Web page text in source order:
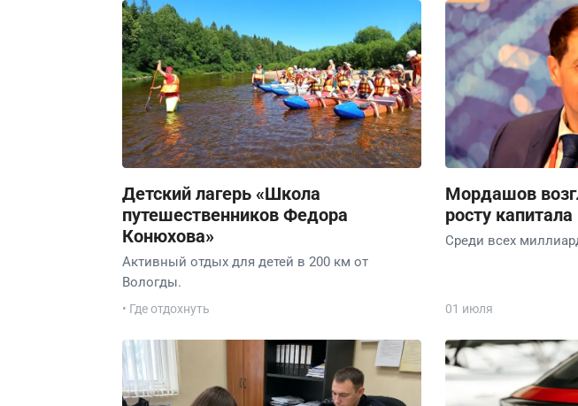
Детский лагерь «Школа
путешественников Федора
Конюхова»
Активный отдых для детей в 200 км от
Вологды.
• Где отдохнуть
Мордашов
росту капитала
Среди всех
01 июля